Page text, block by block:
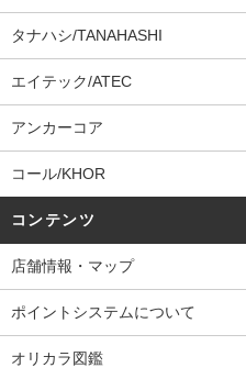
タナハシ/TANAHASHI
エイテック/ATEC
アンカーコア
コール/KHOR
コンテンツ
店舗情報・マップ
ポイントシステムについて
オリカラ図鑑